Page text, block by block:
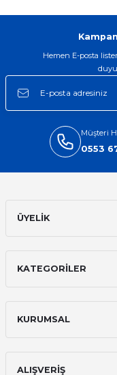
Hemen E-posta
Müşteri
0553
ÜYELİK
KATEGORİLER
KURUMSAL
ALIŞVERİŞ